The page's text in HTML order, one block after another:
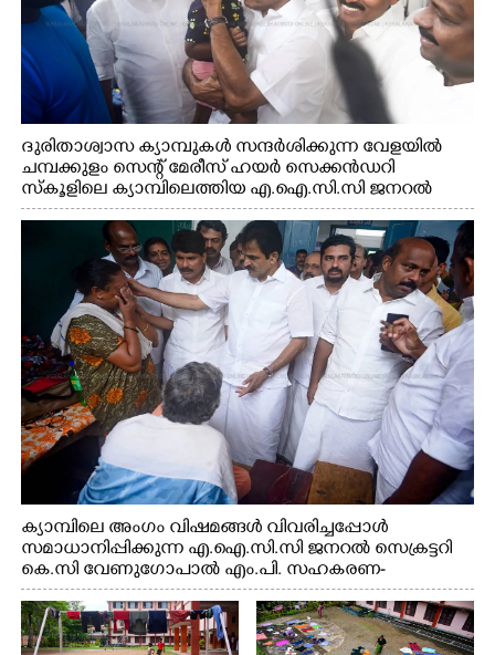
ദുരിതാശ്വാസ ക്യാമ്പുകൾ സന്ദർശിക്കുന്ന വേളയിൽ
ചമ്പക്കുളം സെന്റ് മേരീസ് ഹയർ സെക്കൻഡറി
സ്കൂളിലെ ക്യാമ്പിലെത്തിയ എ.ഐ.സി.സി ജനറൽ
സെക്രട്ടറി കെ.സി വേണുഗോപാൽ എം.പി കുരുന്നിനെ
എടുത്ത് ലാളിച്ചപ്പോൾ. സഹകരണ-എക്സൈസ്
വകുപ്പ് മന്ത്രി എം. ലിജു, കൃഷിവകുപ്പ് മന്ത്രി ടി. സിദ്ദിഖ്,
റെജി ചെറിയാൻ എം. എൽ. എ എന്നിവർ സമീപം
ക്യാമ്പിലെ അംഗം വിഷമങ്ങൾ വിവരിച്ചപ്പോൾ
സമാധാനിപ്പിക്കുന്ന എ.ഐ.സി.സി ജനറൽ സെക്രട്ടറി
കെ.സി വേണുഗോപാൽ എം.പി. സഹകരണ-
എക്സൈസ് വകുപ്പ് മന്ത്രി എം. ലിജു, എന്നിവർ